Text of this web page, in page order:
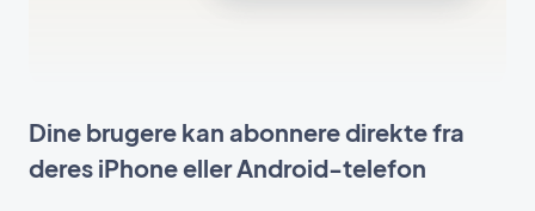
Dine brugere kan abonnere direkte fra
deres iPhone eller Android-telefon